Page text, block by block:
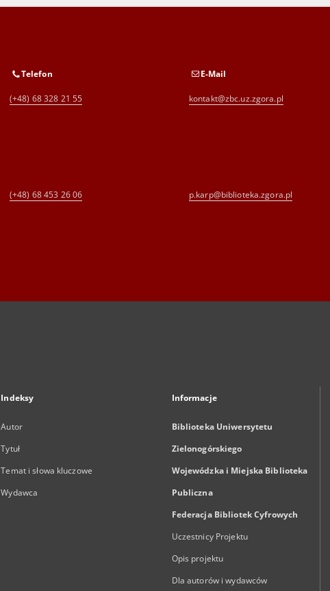
Telefon
(+48) 68 328 21 55
E-Mail
kontakt@zbc.uz.zgora.pl
(+48) 68 453 26 06 p.karp@biblioteka.zgora.pl
Indeksy
Autor
Tytuł
Temat i słowa kluczowe
Wydawca
Informacje
Biblioteka Uniwersytetu
Zielonogórskiego
Wojewódzka i Miejska Biblioteka
Publiczna
Federacja Bibliotek Cyfrowych
Uczestnicy Projektu
Opis projektu
Dla autorów i wydawców